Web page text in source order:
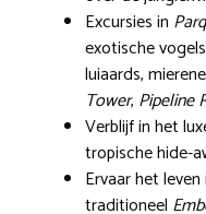
Excursies in
exotische
luiaards,
Tower, Pipeline
Verblijf in het
tropische hide-
Ervaar het leven
traditioneel